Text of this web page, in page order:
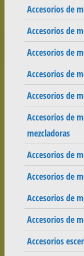
Accesorios de
Accesorios de
Accesorios de
Accesorios de
Accesorios de
Accesorios de
mezcladoras
Accesorios de
Accesorios de
Accesorios de
Accesorios de
Accesorios